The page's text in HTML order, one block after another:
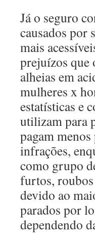
Já o seguro
causados por
mais
prejuízos que
alheias em
mulheres x
estatísticas e
utilizam para
pagam
infrações,
como grupo
furtos, roubos
devido ao
parados por
dependendo